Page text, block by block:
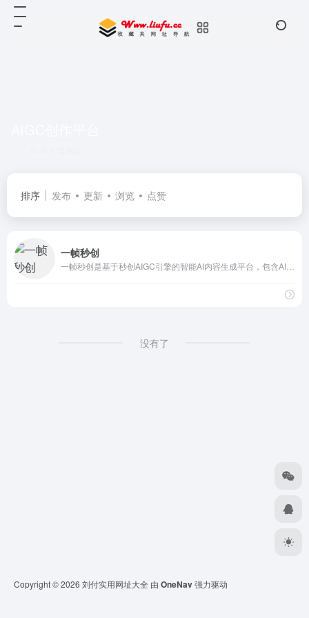
排序 发布 更新 浏览 点赞
一帧秒创
没有了
Copyright © 2026 刘付实用网址大全 由 OneNav强力驱动